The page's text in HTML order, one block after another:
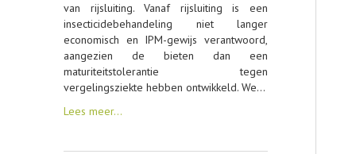
van rijsluiting. Vanaf rijsluiting is een
insecticidebehandeling niet langer
economisch en IPM-gewijs verantwoord,
aangezien de bieten dan een
maturiteitstolerantie tegen
vergelingsziekte hebben ontwikkeld. We…
Lees meer…